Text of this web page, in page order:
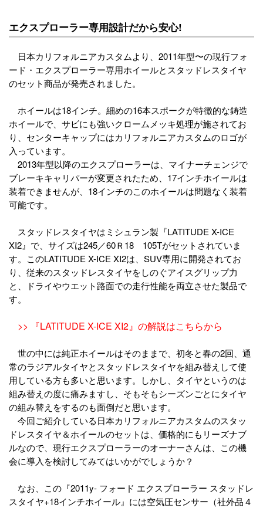
エクスプローラー専用設計だから安心!
日本カリフォルニアカスタムより、2011年型〜の現行フォ
ード・エクスプローラー専用ホイールとスタッドレスタイヤ
のセット商品が発売されました。
ホイールは18インチ。細めの16本スポークが特徴的な鋳造
ホイールで、サビにも強いクロームメッキ処理が施されてお
り、センターキャップにはカリフォルニアカスタムのロゴが
入っています。
2013年型以降のエクスプローラーは、マイナーチェンジで
ブレーキキャリパーが変更されたため、17インチホイールは
装着できませんが、18インチのこのホイールは問題なく装着
可能です。
スタッドレスタイヤはミシュラン製『LATITUDE X-ICE
XI2』で、サイズは245／60Ｒ18 105Tがセットされていま
す。このLATITUDE X-ICE XI2は、SUV専用に開発されてお
り、従来のスタッドレスタイヤをしのぐアイスグリップ力
と、ドライやウエット路面での走行性能を両立させた製品で
す。
>> 『LATITUDE X-ICE XI2』の解説はこちらから
世の中には純正ホイールはそのままで、初冬と春の2回、通
常のラジアルタイヤとスタッドレスタイヤを組み替えして使
用している方も多いと思います。しかし、タイヤというのは
組み替えの度に痛みますし、そもそもシーズンごとにタイヤ
の組み替えをするのも面倒だと思います。
今回ご紹介している日本カリフォルニアカスタムのスタッ
ドレスタイヤ＆ホイールのセットは、価格的にもリーズナブ
ルなので、現行エクスプローラーのオーナーさんは、この機
会に導入を検討してみてはいかがでしょうか？
なお、この『2011y- フォード エクスプローラー スタッドレ
スタイヤ+18インチホイール』には空気圧センサー（社外品４